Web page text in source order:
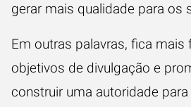
gerar mais qualidade para os
Em outras palavras, fica mais
objetivos de divulgação e
construir uma autoridade